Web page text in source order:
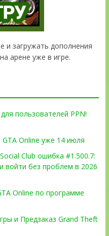
и загружать дополнения
арене уже в игре.
пользователей PPN!
Online уже 14 июля
Club ошибка #1.500.7:
войти без проблем в 2026
Online по программе
и Предзаказ Grand Theft